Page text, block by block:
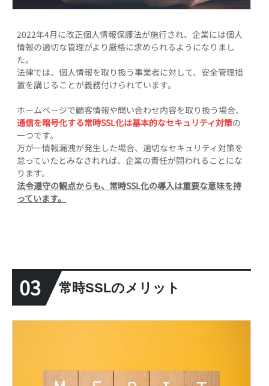
2022年4月に改正個人情報保護法が施行され、企業には個人
情報の適切な管理がより厳格に求められるようになりまし
た。
法律では、個人情報を取り扱う事業者に対して、安全管理措
置を講じることが義務付けられています。
ホームページで顧客情報や問い合わせ内容を取り扱う場合、
通信を暗号化する常時SSL化は基本的なセキュリティ対策の
一つです。
万が一情報漏洩が発生した場合、適切なセキュリティ対策を
怠っていたとみなされれば、企業の責任が問われることにな
ります。
法令遵守の観点からも、常時SSL化の導入は重要な意味を持
っています。
03 常時SSLのメリット